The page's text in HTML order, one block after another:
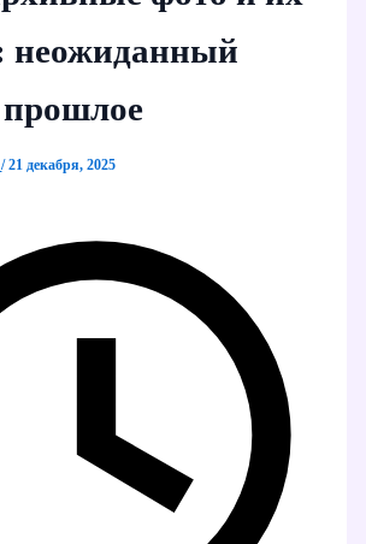
неожиданный
прошлое
/21 декабря, 2025